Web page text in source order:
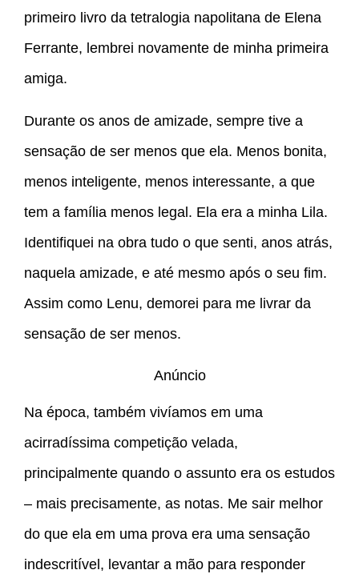
primeiro livro da tetralogia napolitana de Elena
Ferrante, lembrei novamente de minha primeira
amiga.
Durante os anos de amizade, sempre tive a
sensação de ser menos que ela. Menos bonita,
menos inteligente, menos interessante, a que
tem a família menos legal. Ela era a minha Lila.
Identifiquei na obra tudo o que senti, anos atrás,
naquela amizade, e até mesmo após o seu fim.
Assim como Lenu, demorei para me livrar da
sensação de ser menos.
Anúncio
Na época, também vivíamos em uma
acirradíssima competição velada,
principalmente quando o assunto era os estudos
– mais precisamente, as notas. Me sair melhor
do que ela em uma prova era uma sensação
indescritível, levantar a mão para responder